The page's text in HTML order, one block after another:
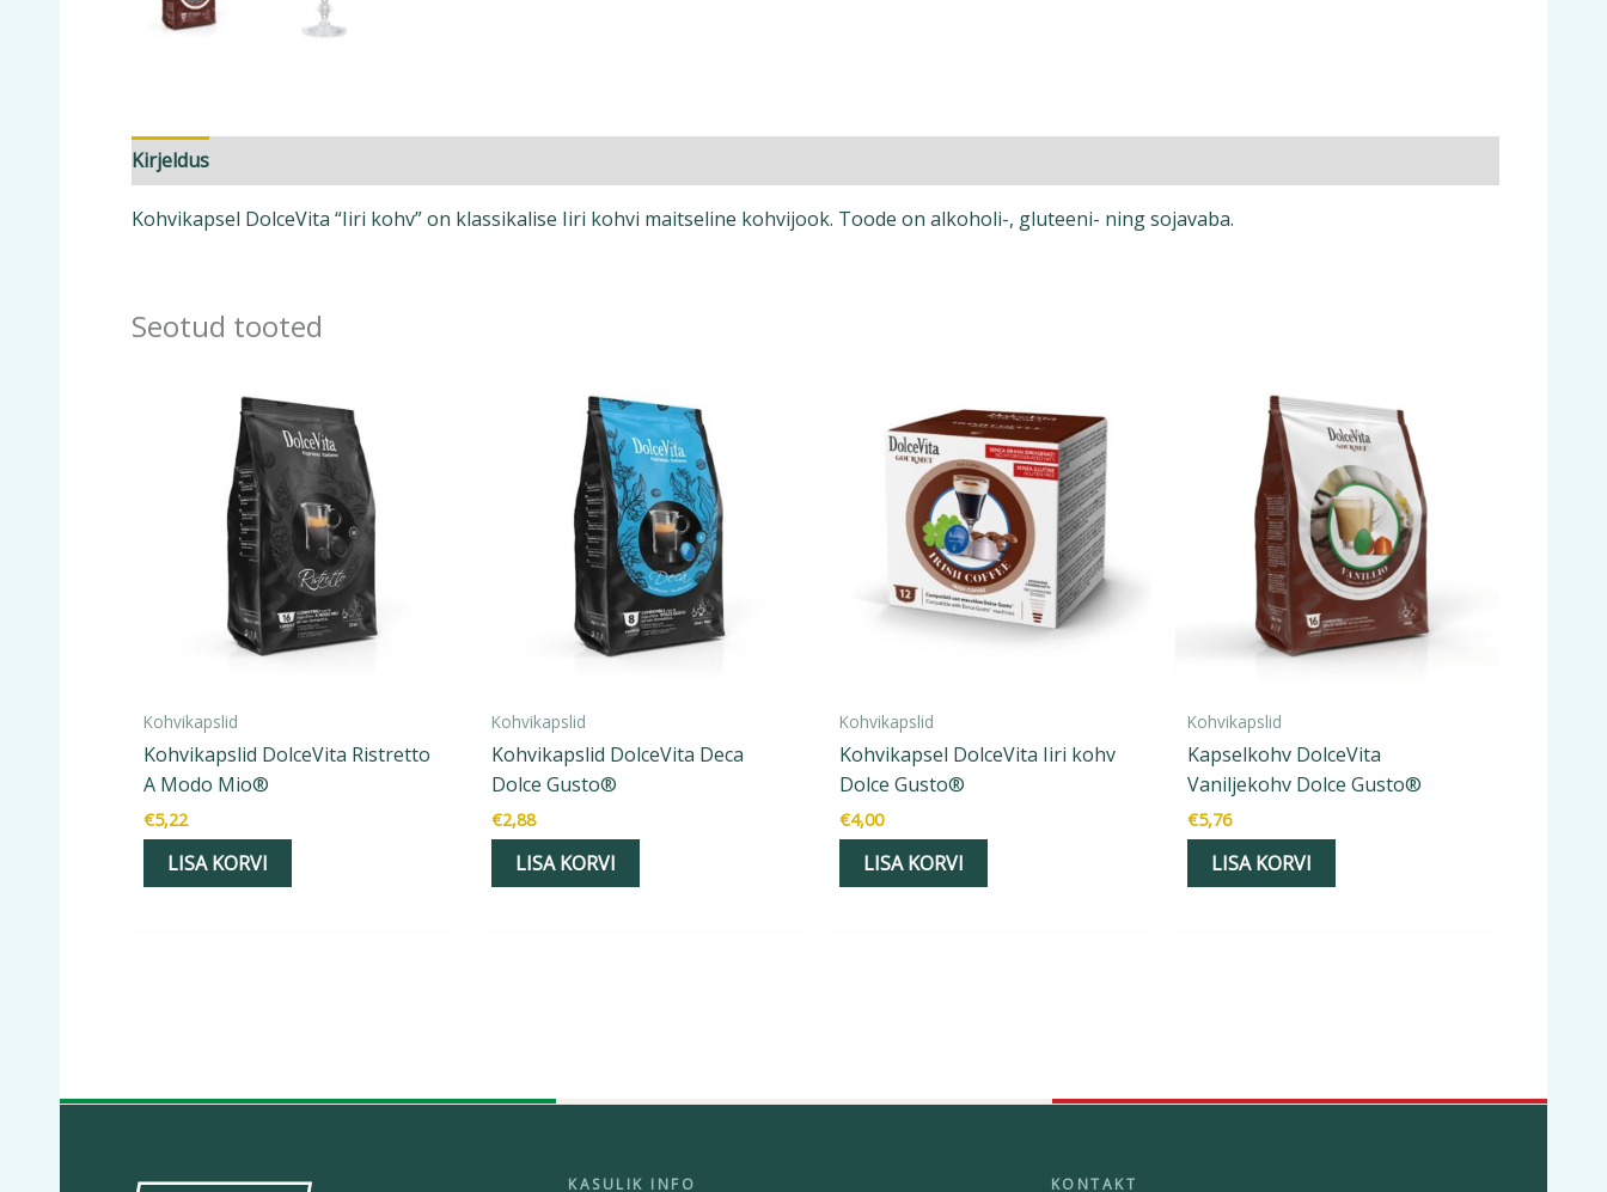
Kirjeldus
Kohvikapsel DolceVita “Iiri kohv” on klassikalise Iiri kohvi maitseline kohvijook. Toode on alkoholi-, gluteeni- ning sojavaba.
Seotud tooted
Kohvikapslid
Kohvikapslid DolceVita Ristretto
A Modo Mio®
€5,22
LISA KORVI
Kohvikapslid
Kohvikapslid DolceVita Deca
Dolce Gusto®
€2,88
LISA KORVI
Kohvikapslid
Kohvikapsel DolceVita Iiri kohv
Dolce Gusto®
€4,00
LISA KORVI
Kohvikapslid
Kapselkohv DolceVita
Vaniljekohv Dolce Gusto®
€5,76
LISA KORVI